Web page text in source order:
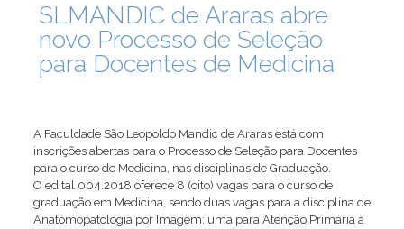
SLMANDIC de Araras abre
novo Processo de Seleção
para Docentes de Medicina
A Faculdade São Leopoldo Mandic de Araras está com
inscrições abertas para o Processo de Seleção para Docentes
para o curso de Medicina, nas disciplinas de Graduação.
O edital 004.2018 oferece 8 (oito) vagas para o curso de
graduação em Medicina, sendo duas vagas para a disciplina de
Anatomopatologia por Imagem; uma para Atenção Primária à